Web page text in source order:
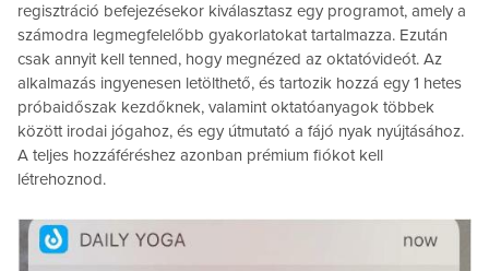
regisztráció befejezésekor kiválasztasz egy programot, amely a
számodra legmegfelelőbb gyakorlatokat tartalmazza. Ezután
csak annyit kell tenned, hogy megnézed az oktatóvideót. Az
alkalmazás ingyenesen letölthető, és tartozik hozzá egy 1 hetes
próbaidőszak kezdőknek, valamint oktatóanyagok többek
között irodai jógahoz, és egy útmutató a fájó nyak nyújtásához.
A teljes hozzáféréshez azonban prémium fiókot kell
létrehoznod.